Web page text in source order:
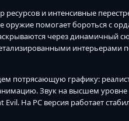
и интенсивные
оружие помогает бороться с
через динамичный
интерьерами
потрясающую графику:
Звук на высшем
На PC версия работает